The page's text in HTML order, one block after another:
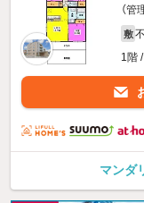
（管
敷
1階
マンダ